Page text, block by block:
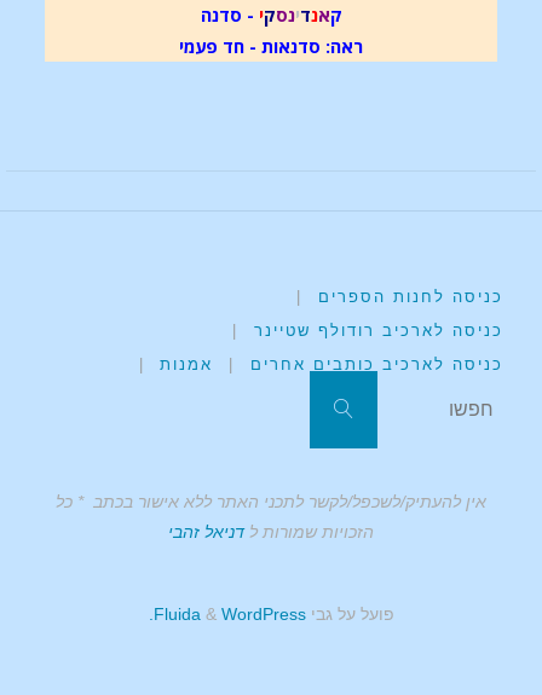
קאנדינסקי - סדנה
ראה: סדנאות - חד פעמי
כניסה לחנות הספרים
|
כניסה לארכיב רודולף שטיינר
|
כניסה לארכיב כותבים אחרים
| אמנות |
אין להעתיק/לשכפל/לקשר לתכני האתר ללא אישור בכתב * כל
הזכויות שמורות לדניאל זהבי
פועל על גבי Fluida
& WordPress.